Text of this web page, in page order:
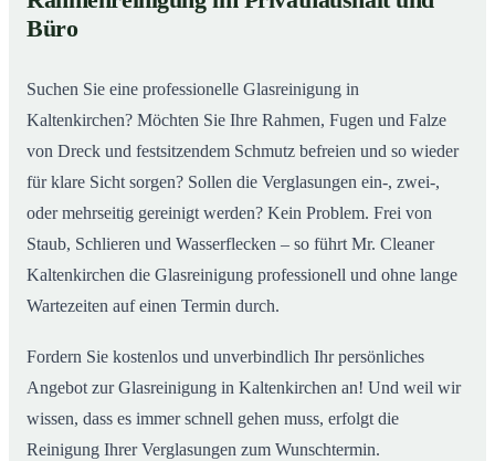
Kaltenkirchen wirklich aus
Büro
Suchen Sie eine professionelle Glasreinigung in
Kaltenkirchen? Möchten Sie Ihre Rahmen, Fugen und Falze
von Dreck und festsitzendem Schmutz befreien und so wieder
für klare Sicht sorgen? Sollen die Verglasungen ein-, zwei-,
oder mehrseitig gereinigt werden? Kein Problem. Frei von
Staub, Schlieren und Wasserflecken – so führt Mr. Cleaner
Kaltenkirchen die Glasreinigung professionell und ohne lange
Wartezeiten auf einen Termin durch.
Fordern Sie kostenlos und unverbindlich Ihr persönliches
Angebot zur Glasreinigung in Kaltenkirchen an! Und weil wir
wissen, dass es immer schnell gehen muss, erfolgt die
Reinigung Ihrer Verglasungen zum Wunschtermin.